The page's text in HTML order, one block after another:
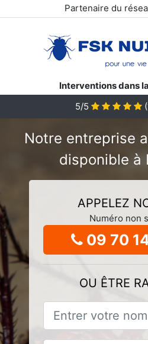
Partenaire du
Interventions dans
5/5
(
Notre entreprise
disponible à
APPELEZ
Numéro non
09 70
OU ÊTRE